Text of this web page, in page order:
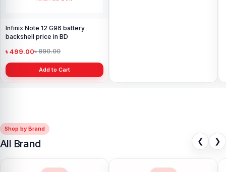
Infinix Note 12 G96 battery
backshell price in BD
৳ 499.00৳ 890.00
Add to Cart
Shop by Brand
All Brand ❮ ❯